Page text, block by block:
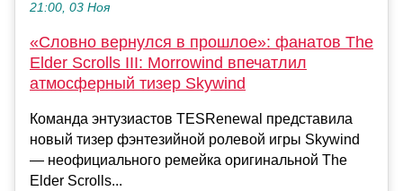
21:00, 03 Ноя
«Словно вернулся в прошлое»: фанатов The
Elder Scrolls III: Morrowind впечатлил
атмосферный тизер Skywind
Команда энтузиастов TESRenewal представила
новый тизер фэнтезийной ролевой игры Skywind
— неофициального ремейка оригинальной The
Elder Scrolls...